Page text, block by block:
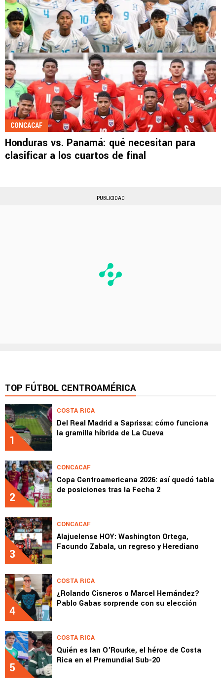
CONCACAF
Honduras vs. Panamá: qué necesitan para
clasificar a los cuartos de final
PUBLICIDAD
TOP FÚTBOL CENTROAMÉRICA
1
COSTA RICA
Del Real Madrid a Saprissa: cómo funciona
la gramilla híbrida de La Cueva
2
CONCACAF
Copa Centroamericana 2026: así quedó tabla
de posiciones tras la Fecha 2
3
CONCACAF
Alajuelense HOY: Washington Ortega,
Facundo Zabala, un regreso y Herediano
4
COSTA RICA
¿Rolando Cisneros o Marcel Hernández?
Pablo Gabas sorprende con su elección
5
COSTA RICA
Quién es Ian O’Rourke, el héroe de Costa
Rica en el Premundial Sub-20